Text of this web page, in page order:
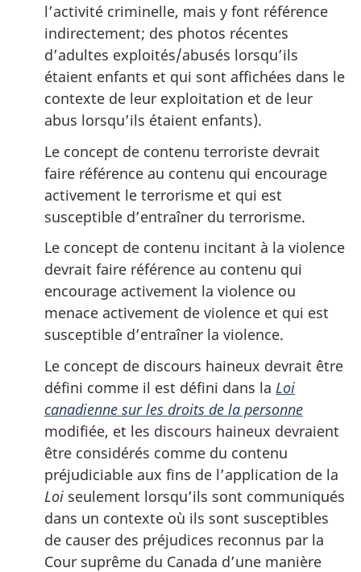
l’activité criminelle, mais y font référence
indirectement; des photos récentes
d’adultes exploités/abusés lorsqu’ils
étaient enfants et qui sont affichées dans le
contexte de leur exploitation et de leur
abus lorsqu’ils étaient enfants).
Le concept de contenu terroriste devrait
faire référence au contenu qui encourage
activement le terrorisme et qui est
susceptible d’entraîner du terrorisme.
Le concept de contenu incitant à la violence
devrait faire référence au contenu qui
encourage activement la violence ou
menace activement de violence et qui est
susceptible d’entraîner la violence.
Le concept de discours haineux devrait être
défini comme il est défini dans la Loi
canadienne sur les droits de la personne
modifiée, et les discours haineux devraient
être considérés comme du contenu
préjudiciable aux fins de l’application de la
Loi seulement lorsqu’ils sont communiqués
dans un contexte où ils sont susceptibles
de causer des préjudices reconnus par la
Cour suprême du Canada d’une manière